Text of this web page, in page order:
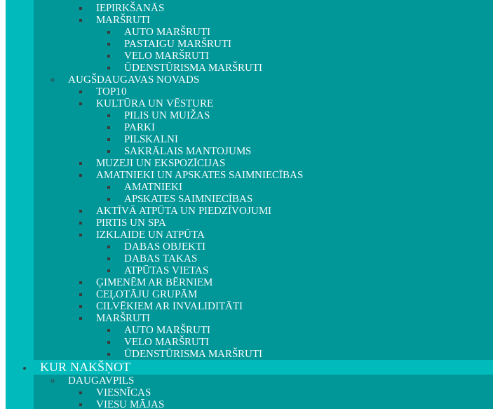
IEPIRKŠANĀS
MARŠRUTI
AUTO MARŠRUTI
PASTAIGU MARŠRUTI
VELO MARŠRUTI
ŪDENSTŪRISMA MARŠRUTI
AUGŠDAUGAVAS NOVADS
TOP10
KULTŪRA UN VĒSTURE
PILIS UN MUIŽAS
PARKI
PILSKALNI
SAKRĀLAIS MANTOJUMS
MUZEJI UN EKSPOZĪCIJAS
AMATNIEKI UN APSKATES SAIMNIECĪBAS
AMATNIEKI
APSKATES SAIMNIECĪBAS
AKTĪVĀ ATPŪTA UN PIEDZĪVOJUMI
PIRTIS UN SPA
IZKLAIDE UN ATPŪTA
DABAS OBJEKTI
DABAS TAKAS
ATPŪTAS VIETAS
ĢIMENĒM AR BĒRNIEM
CEĻOTĀJU GRUPĀM
CILVĒKIEM AR INVALIDITĀTI
MARŠRUTI
AUTO MARŠRUTI
VELO MARŠRUTI
ŪDENSTŪRISMA MARŠRUTI
KUR NAKŠŅOT
DAUGAVPILS
VIESNĪCAS
VIESU MĀJAS